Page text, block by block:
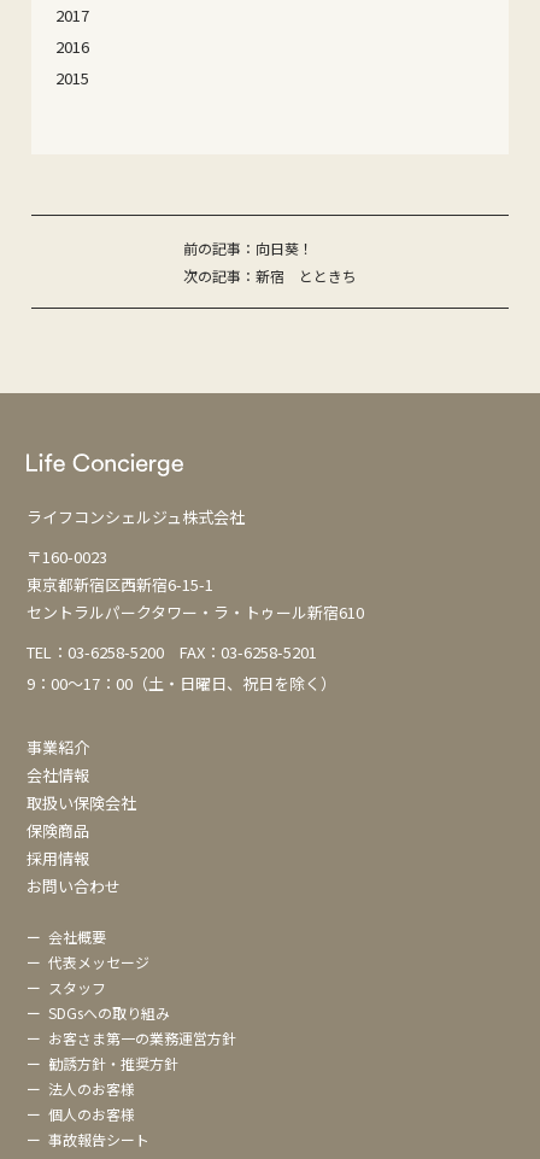
2017
2016
2015
投
稿
ゲ
シ
ョ
前の記事：向日葵！
次の記事：新宿 とときち
ライフコンシェルジュ株式会社
〒160-0023
東京都新宿区西新宿6-15-1
セントラルパークタワー・ラ・トゥール新宿610
TEL：03-6258-5200 FAX：03-6258-5201
9：00～17：00（土・日曜日、祝日を除く）
事業紹介
会社情報
取扱い保険会社
保険商品
採用情報
お問い合わせ
ー会社概要
ー代表メッセージ
ー スタッフ
ーSDGsへの取り組み
ー お客さま第一の業務運営方針
ー 勧誘方針・推奨方針
ー法人のお客様
ー個人のお客様
ー事故報告シート